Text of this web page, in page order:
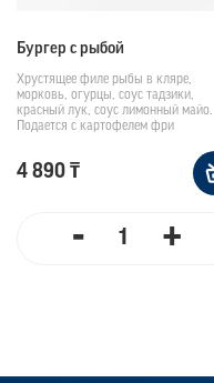
Бургер с рыбой
Хрустящее филе рыбы в кляре,
морковь, огурцы, соус тадзики,
красный лук, соус лимонный майо.
Подается с картофелем фри
4 890 ₸
- +